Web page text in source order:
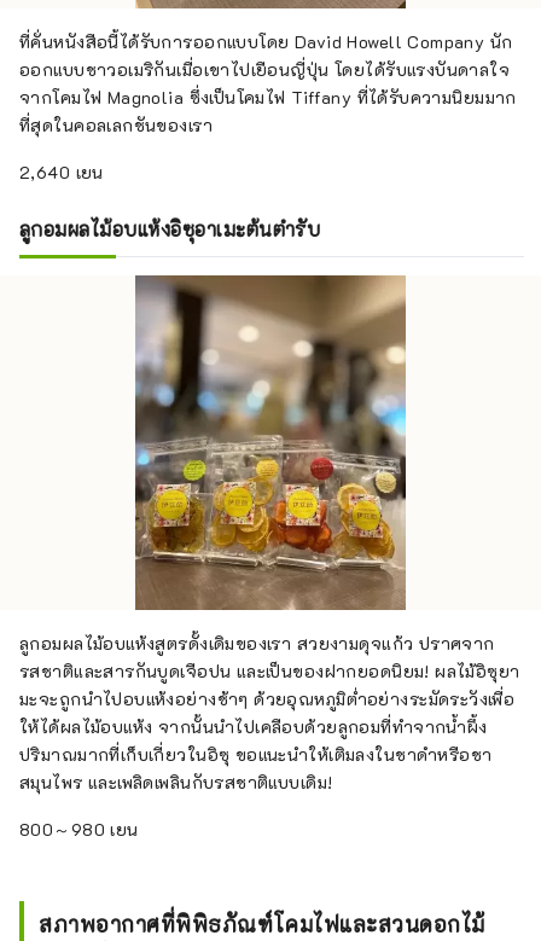
ที่คั่นหนังสือนี้ได้รับการออกแบบโดย David Howell Company นัก
ออกแบบชาวอเมริกันเมื่อเขาไปเยือนญี่ปุ่น โดยได้รับแรงบันดาลใจ
จากโคมไฟ Magnolia ซึ่งเป็นโคมไฟ Tiffany ที่ได้รับความนิยมมาก
ที่สุดในคอลเลกชันของเรา
2,640 เยน
ลูกอมผลไม้อบแห้งอิซุอาเมะต้นตำรับ
ลูกอมผลไม้อบแห้งสูตรดั้งเดิมของเรา สวยงามดุจแก้ว ปราศจาก
รสชาติและสารกันบูดเจือปน และเป็นของฝากยอดนิยม! ผลไม้อิซุยา
มะจะถูกนำไปอบแห้งอย่างช้าๆ ด้วยอุณหภูมิต่ำอย่างระมัดระวังเพื่อ
ให้ได้ผลไม้อบแห้ง จากนั้นนำไปเคลือบด้วยลูกอมที่ทำจากน้ำผึ้ง
ปริมาณมากที่เก็บเกี่ยวในอิซุ ขอแนะนำให้เติมลงในชาดำหรือชา
สมุนไพร และเพลิดเพลินกับรสชาติแบบเดิม!
800～980 เยน
สภาพอากาศที่พิพิธภัณฑ์โคมไฟและสวนดอกไม้